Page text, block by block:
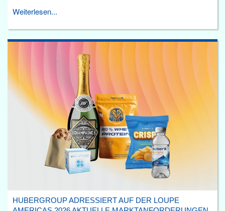
Weiterlesen...
HUBERGROUP ADRESSIERT AUF DER LOUPE